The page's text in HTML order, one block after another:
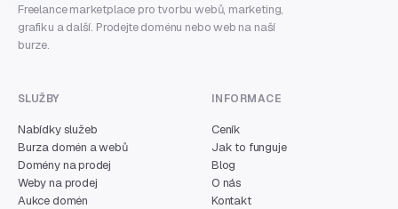
Freelance marketplace pro tvorbu webů, marketing,
grafiku a další. Prodejte doménu nebo web na naší
burze.
SLUŽBY
Nabídky služeb
Burza domén a webů
Domény na prodej
Weby na prodej
Aukce domén
INFORMACE
Ceník
Jak to funguje
Blog
O nás
Kontakt